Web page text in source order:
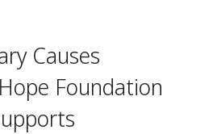
Causes
Foundation